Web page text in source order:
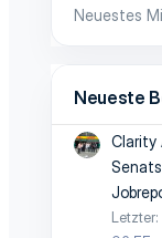
Neuestes
Neueste
Clarity